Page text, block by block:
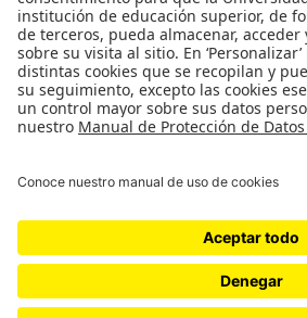
Reconocimiento como Universidad: Decreto 1297 del 30 de mayo de